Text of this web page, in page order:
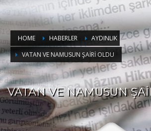
HOME HABERLER
AYDINLIK
VATAN VE NAMUSUN ŞAİRİ OLDU
VATAN VE NAMUSUN